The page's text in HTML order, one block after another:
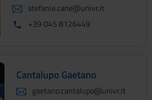
stefania.cane@univr.it
+39 045 8126449
Cantalupo Gaetano
gaetano.cantalupo@univr.it